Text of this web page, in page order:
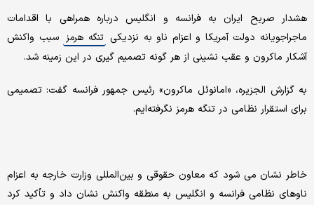
هشدار صریح ایران به فرانسه و انگلیس درباره همراهی با اقدامات
ماجراجویانه دولت آمریکا و اعزام ناو به نزدیکی تنگه هرمز سبب واکنش
آشکار ماکرون و عقب نشینی از هر گونه تصمیم گیری در این زمینه شد.
به گزارش الجزیره، «امانوئل ماکرون» رئیس جمهور فرانسه گفت: تصمیمی
برای استقرار نظامی در تنگه هرمز نگرفته‌ایم.
خاطر نشان می شود که معاون حقوقی و بین‌المللی وزارت خارجه به اعزام
ناوهای نظامی فرانسه و انگلیس به منطقه واکنش نشان داد و تأکید کرد